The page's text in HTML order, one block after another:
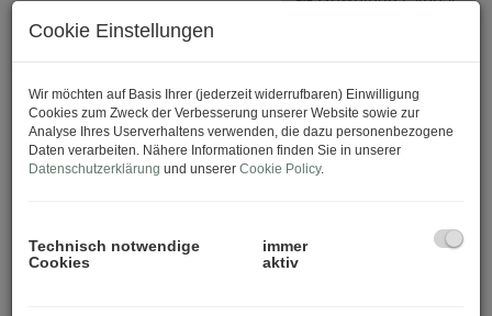
Cookie Einstellungen
Wir möchten auf Basis Ihrer (jederzeit widerrufbaren) Einwilligung
Cookies zum Zweck der Verbesserung unserer Website sowie zur
Analyse Ihres Userverhaltens verwenden, die dazu personenbezogene
Daten verarbeiten. Nähere Informationen finden Sie in unserer
Datenschutzerklärung und unserer Cookie Policy.
Technisch notwendige
Cookies
immer
aktiv